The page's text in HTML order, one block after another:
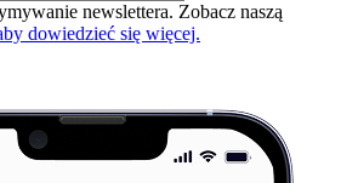
newslettera. Zobacz naszą
dowiedzieć się więcej.